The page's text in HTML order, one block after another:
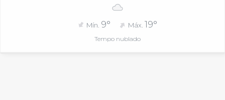
Mín. 9° Máx. 19°
Tempo nublado